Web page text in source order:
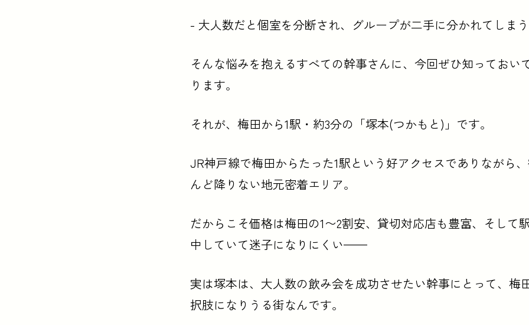
- 大人数だと個室を分断され、グループが二手に分かれてしまう
そんな悩みを抱えるすべての幹事さんに、今回ぜひ知っておい
ります。
それが、梅田から1駅・約3分の「塚本(つかもと)」です。
JR神戸線で梅田からたった1駅という好アクセスでありながら
んど降りない地元密着エリア。
だからこそ価格は梅田の1〜2割安、貸切対応店も豊富、そして
中していて迷子になりにくい——
実は塚本は、大人数の飲み会を成功させたい幹事にとって、梅
択肢になりうる街なんです。